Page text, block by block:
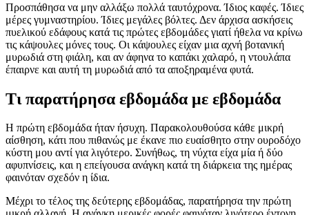
Προσπάθησα να μην αλλάξω πολλά ταυτόχρονα. Ίδιος καφές. Ίδιες
μέρες γυμναστηρίου. Ίδιες μεγάλες βόλτες. Δεν άρχισα ασκήσεις
πυελικού εδάφους κατά τις πρώτες εβδομάδες γιατί ήθελα να κρίνω
τις κάψουλες μόνες τους. Οι κάψουλες είχαν μια αχνή βοτανική
μυρωδιά στη φιάλη, και αν άφηνα το καπάκι χαλαρό, η ντουλάπα
έπαιρνε και αυτή τη μυρωδιά από τα αποξηραμένα φυτά.
Τι παρατήρησα εβδομάδα με εβδομάδα
Η πρώτη εβδομάδα ήταν ήσυχη. Παρακολουθούσα κάθε μικρή
αίσθηση, κάτι που πιθανώς με έκανε πιο ευαίσθητο στην ουροδόχο
κύστη μου αντί για λιγότερο. Συνήθως, τη νύχτα είχα μία ή δύο
αφυπνίσεις, και η επείγουσα ανάγκη κατά τη διάρκεια της ημέρας
φαινόταν σχεδόν η ίδια.
Μέχρι το τέλος της δεύτερης εβδομάδας, παρατήρησα την πρώτη